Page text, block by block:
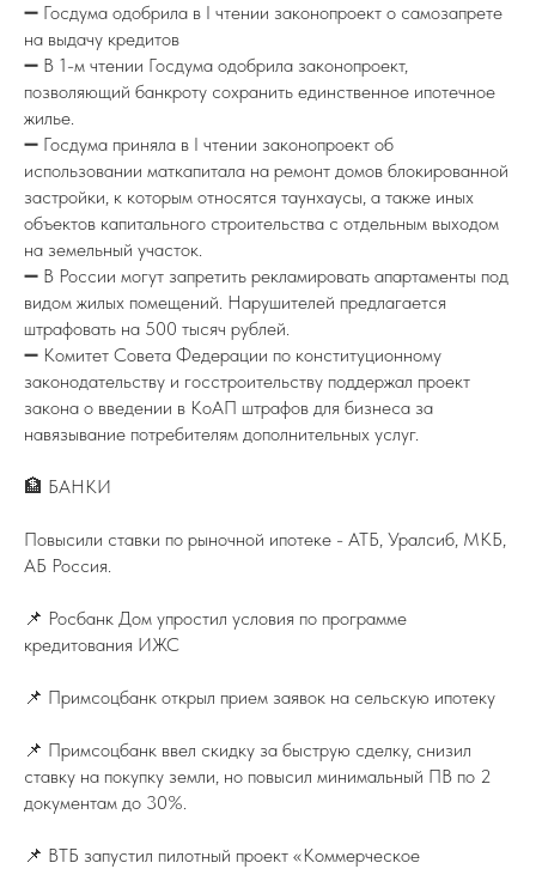
➖ Госдума одобрила в I чтении законопроект о самозапрете
на выдачу кредитов
➖ В 1-м чтении Госдума одобрила законопроект,
позволяющий банкроту сохранить единственное ипотечное
жилье.
➖ Госдума приняла в I чтении законопроект об
использовании маткапитала на ремонт домов блокированной
застройки, к которым относятся таунхаусы, а также иных
объектов капитального строительства с отдельным выходом
на земельный участок.
➖ В России могут запретить рекламировать апартаменты под
видом жилых помещений. Нарушителей предлагается
штрафовать на 500 тысяч рублей.
➖ Комитет Совета Федерации по конституционному
законодательству и госстроительству поддержал проект
закона о введении в КоАП штрафов для бизнеса за
навязывание потребителям дополнительных услуг.
🏦 БАНКИ
Повысили ставки по рыночной ипотеке - АТБ, Уралсиб, МКБ,
АБ Россия.
📌 Росбанк Дом упростил условия по программе
кредитования ИЖС
📌 Примсоцбанк открыл прием заявок на сельскую ипотеку
📌 Примсоцбанк ввел скидку за быструю сделку, снизил
ставку на покупку земли, но повысил минимальный ПВ по 2
документам до 30%.
📌 ВТБ запустил пилотный проект «Коммерческое